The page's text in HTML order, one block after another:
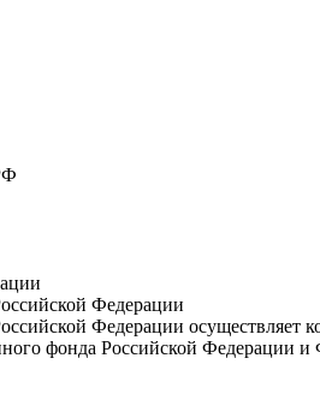
Федерации
Федерации осуществляет
фонда Российской Федерации